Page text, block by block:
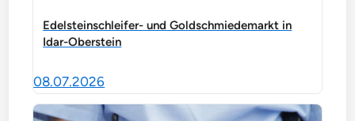
Edelsteinschleifer- und Goldschmiedemarkt in
Idar-Oberstein
08.07.2026